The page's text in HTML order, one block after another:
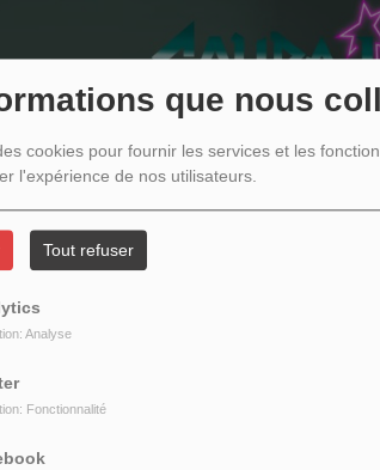
que nous
cookies pour fournir les services et les
l'expérience de nos utilisateurs.
Tout refuser
Analyse
Fonctionnalité